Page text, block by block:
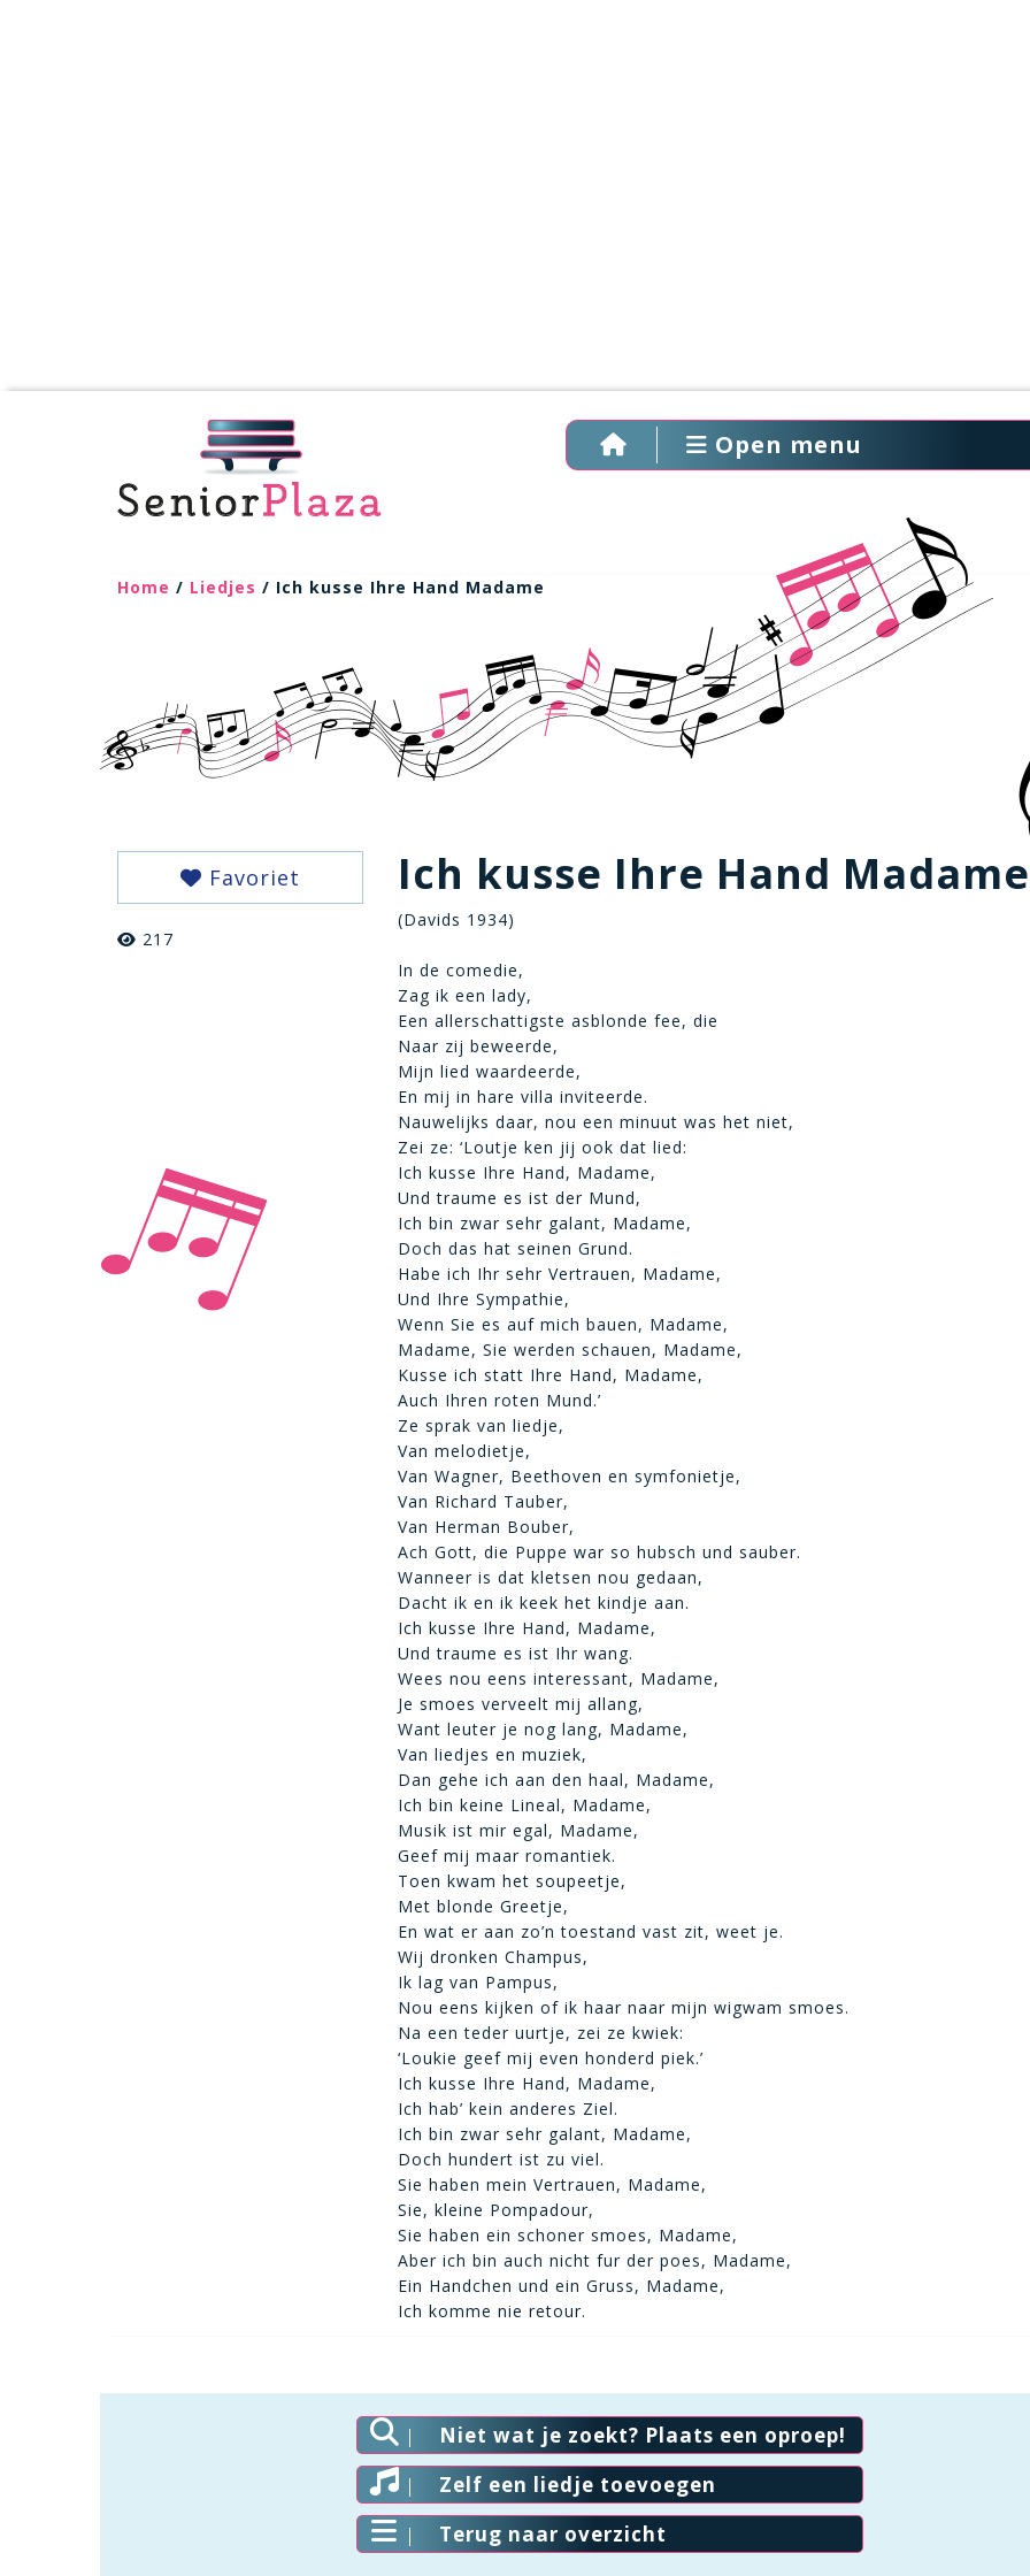
Open menu
Home / Liedjes / Ich kusse Ihre Hand Madame
Favoriet
217
Ich kusse Ihre Hand Madame
(Davids 1934)
In de comedie,
Zag ik een lady,
Een allerschattigste asblonde fee, die
Naar zij beweerde,
Mijn lied waardeerde,
En mij in hare villa inviteerde.
Nauwelijks daar, nou een minuut was het niet,
Zei ze: ‘Loutje ken jij ook dat lied:
Ich kusse Ihre Hand, Madame,
Und traume es ist der Mund,
Ich bin zwar sehr galant, Madame,
Doch das hat seinen Grund.
Habe ich Ihr sehr Vertrauen, Madame,
Und Ihre Sympathie,
Wenn Sie es auf mich bauen, Madame,
Madame, Sie werden schauen, Madame,
Kusse ich statt Ihre Hand, Madame,
Auch Ihren roten Mund.’
Ze sprak van liedje,
Van melodietje,
Van Wagner, Beethoven en symfonietje,
Van Richard Tauber,
Van Herman Bouber,
Ach Gott, die Puppe war so hubsch und sauber.
Wanneer is dat kletsen nou gedaan,
Dacht ik en ik keek het kindje aan.
Ich kusse Ihre Hand, Madame,
Und traume es ist Ihr wang.
Wees nou eens interessant, Madame,
Je smoes verveelt mij allang,
Want leuter je nog lang, Madame,
Van liedjes en muziek,
Dan gehe ich aan den haal, Madame,
Ich bin keine Lineal, Madame,
Musik ist mir egal, Madame,
Geef mij maar romantiek.
Toen kwam het soupeetje,
Met blonde Greetje,
En wat er aan zo’n toestand vast zit, weet je.
Wij dronken Champus,
Ik lag van Pampus,
Nou eens kijken of ik haar naar mijn wigwam smoes.
Na een teder uurtje, zei ze kwiek:
‘Loukie geef mij even honderd piek.’
Ich kusse Ihre Hand, Madame,
Ich hab’ kein anderes Ziel.
Ich bin zwar sehr galant, Madame,
Doch hundert ist zu viel.
Sie haben mein Vertrauen, Madame,
Sie, kleine Pompadour,
Sie haben ein schoner smoes, Madame,
Aber ich bin auch nicht fur der poes, Madame,
Ein Handchen und ein Gruss, Madame,
Ich komme nie retour.
Niet wat je zoekt? Plaats een oproep!
Zelf een liedje toevoegen
Terug naar overzicht